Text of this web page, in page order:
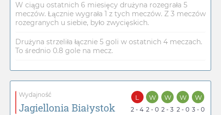
W ciągu ostatnich 6 miesięcy drużyna rozegrała 5
meczów. Łącznie wygrała 1 z tych meczów. Z 3 meczów
rozegranych u siebie, było zwycięskich.
Drużyna strzeliła łącznie 5 goli w ostatnich 4 meczach.
To średnio 0.8 gole na mecz.
Wydajność
Jagiellonia Białystok
L
2 - 4
W
2 - 0
W
2 - 3
W
2 - 0
W
3 - 0